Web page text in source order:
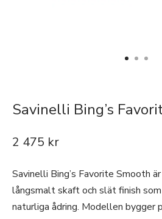
Savinelli Bing’s
2 475 kr
Savinelli Bing’s Favorite Smooth
långsmalt skaft och slät finish
naturliga ådring. Modellen bygger